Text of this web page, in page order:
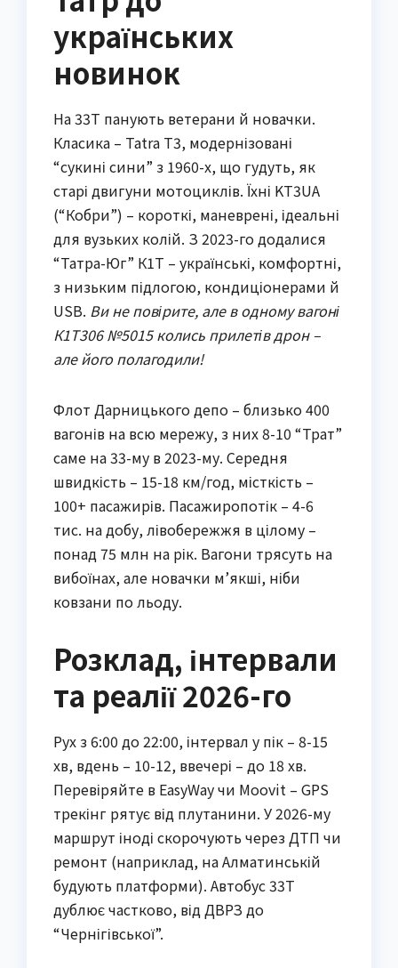
українських
новинок
На 33Т панують ветерани й новачки.
Класика – Tatra T3, модернізовані
“сукині сини” з 1960-х, що гудуть, як
старі двигуни мотоциклів. Їхні KT3UA
(“Кобри”) – короткі, маневрені, ідеальні
для вузьких колій. З 2023-го додалися
“Татра-Юг” К1Т – українські, комфортні,
з низьким підлогою, кондиціонерами й
USB. Ви не повірите, але в одному вагоні
К1Т306 №5015 колись прилетів дрон –
але його полагодили!
Флот Дарницького депо – близько 400
вагонів на всю мережу, з них 8-10 “Трат”
саме на 33-му в 2023-му. Середня
швидкість – 15-18 км/год, місткість –
100+ пасажирів. Пасажиропотік – 4-6
тис. на добу, лівобережжя в цілому –
понад 75 млн на рік. Вагони трясуть на
вибоїнах, але новачки м’якші, ніби
ковзани по льоду.
Розклад, інтервали
та реалії 2026-го
Рух з 6:00 до 22:00, інтервал у пік – 8-15
хв, вдень – 10-12, ввечері – до 18 хв.
Перевіряйте в EasyWay чи Moovit – GPS
трекінг рятує від плутанини. У 2026-му
маршрут іноді скорочують через ДТП чи
ремонт (наприклад, на Алматинській
будують платформи). Автобус 33Т
дублює частково, від ДВРЗ до
“Чернігівської”.